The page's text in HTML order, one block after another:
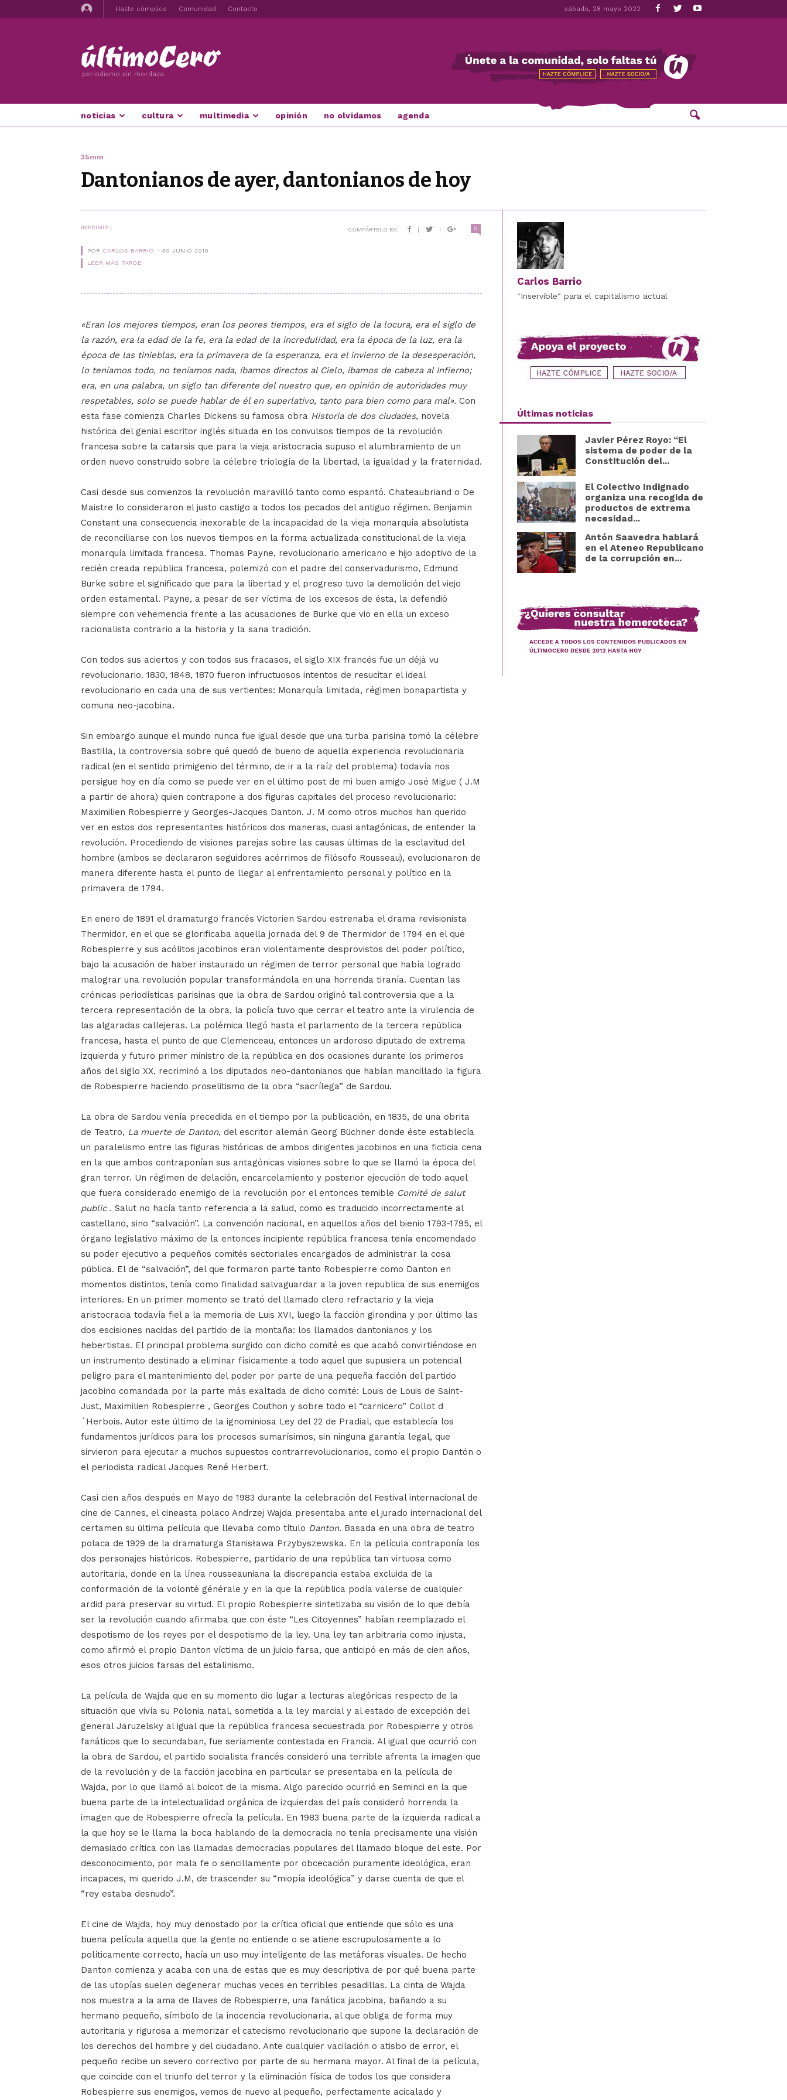
Hazte cómplice Comunidad Contacto sábado, 28 mayo 2022
periodismo sin mordaza
noticias cultura multimedia opinión no olvidamos agenda
35mm
Dantonianos de ayer, dantonianos de hoy
IMPRIMIR | COMPÁRTELO EN: | | 0
POR CARLOS BARRIO
30 JUNIO 2019
LEER MÁS TARDE
«Eran los mejores tiempos, eran los peores tiempos, era el siglo de la locura, era el siglo de
la razón, era la edad de la fe, era la edad de la incredulidad, era la época de la luz, era la
época de las tinieblas, era la primavera de la esperanza, era el invierno de la desesperación,
lo teníamos todo, no teníamos nada, íbamos directos al Cielo, íbamos de cabeza al Infierno;
era, en una palabra, un siglo tan diferente del nuestro que, en opinión de autoridades muy
respetables, solo se puede hablar de él en superlativo, tanto para bien como para mal». Con
esta fase comienza Charles Dickens su famosa obra Historia de dos ciudades, novela
histórica del genial escritor inglés situada en los convulsos tiempos de la revolución
francesa sobre la catarsis que para la vieja aristocracia supuso el alumbramiento de un
orden nuevo construido sobre la célebre triología de la libertad, la igualdad y la fraternidad.
Casi desde sus comienzos la revolución maravilló tanto como espantó. Chateaubriand o De
Maistre lo consideraron el justo castigo a todos los pecados del antiguo régimen. Benjamin
Constant una consecuencia inexorable de la incapacidad de la vieja monarquía absolutista
de reconciliarse con los nuevos tiempos en la forma actualizada constitucional de la vieja
monarquía limitada francesa. Thomas Payne, revolucionario americano e hijo adoptivo de la
recién creada república francesa, polemizó con el padre del conservadurismo, Edmund
Burke sobre el significado que para la libertad y el progreso tuvo la demolición del viejo
orden estamental. Payne, a pesar de ser víctima de los excesos de ésta, la defendió
siempre con vehemencia frente a las acusaciones de Burke que vio en ella un exceso
racionalista contrario a la historia y la sana tradición.
Con todos sus aciertos y con todos sus fracasos, el siglo XIX francés fue un déjà vu
revolucionario. 1830, 1848, 1870 fueron infructuosos intentos de resucitar el ideal
revolucionario en cada una de sus vertientes: Monarquía limitada, régimen bonapartista y
comuna neo-jacobina.
Sin embargo aunque el mundo nunca fue igual desde que una turba parisina tomó la célebre
Bastilla, la controversia sobre qué quedó de bueno de aquella experiencia revolucionaria
radical (en el sentido primigenio del término, de ir a la raíz del problema) todavía nos
persigue hoy en día como se puede ver en el último post de mi buen amigo José Migue ( J.M
a partir de ahora) quien contrapone a dos figuras capitales del proceso revolucionario:
Maximilien Robespierre y Georges-Jacques Danton. J. M como otros muchos han querido
ver en estos dos representantes históricos dos maneras, cuasi antagónicas, de entender la
revolución. Procediendo de visiones parejas sobre las causas últimas de la esclavitud del
hombre (ambos se declararon seguidores acérrimos de filósofo Rousseau), evolucionaron de
manera diferente hasta el punto de llegar al enfrentamiento personal y político en la
primavera de 1794.
En enero de 1891 el dramaturgo francés Victorien Sardou estrenaba el drama revisionista
Thermidor, en el que se glorificaba aquella jornada del 9 de Thermidor de 1794 en el que
Robespierre y sus acólitos jacobinos eran violentamente desprovistos del poder político,
bajo la acusación de haber instaurado un régimen de terror personal que había logrado
malograr una revolución popular transformándola en una horrenda tiranía. Cuentan las
crónicas periodísticas parisinas que la obra de Sardou originó tal controversia que a la
tercera representación de la obra, la policía tuvo que cerrar el teatro ante la virulencia de
las algaradas callejeras. La polémica llegó hasta el parlamento de la tercera república
francesa, hasta el punto de que Clemenceau, entonces un ardoroso diputado de extrema
izquierda y futuro primer ministro de la república en dos ocasiones durante los primeros
años del siglo XX, recriminó a los diputados neo-dantonianos que habían mancillado la figura
de Robespierre haciendo proselitismo de la obra “sacrílega” de Sardou.
La obra de Sardou venía precedida en el tiempo por la publicación, en 1835, de una obrita
de Teatro, La muerte de Danton, del escritor alemán Georg Büchner donde éste establecía
un paralelismo entre las figuras históricas de ambos dirigentes jacobinos en una ficticia cena
en la que ambos contraponían sus antagónicas visiones sobre lo que se llamó la época del
gran terror. Un régimen de delación, encarcelamiento y posterior ejecución de todo aquel
que fuera considerado enemigo de la revolución por el entonces temible Comité de salut
public. Salut no hacía tanto referencia a la salud, como es traducido incorrectamente al
castellano, sino “salvación”. La convención nacional, en aquellos años del bienio 1793-1795, el
órgano legislativo máximo de la entonces incipiente república francesa tenía encomendado
su poder ejecutivo a pequeños comités sectoriales encargados de administrar la cosa
pública. El de “salvación”, del que formaron parte tanto Robespierre como Danton en
momentos distintos, tenía como finalidad salvaguardar a la joven republica de sus enemigos
interiores. En un primer momento se trató del llamado clero refractario y la vieja
aristocracia todavía fiel a la memoria de Luis XVI, luego la facción girondina y por último las
dos escisiones nacidas del partido de la montaña: los llamados dantonianos y los
hebertistas. El principal problema surgido con dicho comité es que acabó convirtiéndose en
un instrumento destinado a eliminar físicamente a todo aquel que supusiera un potencial
peligro para el mantenimiento del poder por parte de una pequeña facción del partido
jacobino comandada por la parte más exaltada de dicho comité: Louis de Louis de Saint-
Just, Maximilien Robespierre , Georges Couthon y sobre todo el “carnicero” Collot d
´Herbois. Autor este último de la ignominiosa Ley del 22 de Pradial, que establecía los
fundamentos jurídicos para los procesos sumarísimos, sin ninguna garantía legal, que
sirvieron para ejecutar a muchos supuestos contrarrevolucionarios, como el propio Dantón o
el periodista radical Jacques René Herbert.
Casi cien años después en Mayo de 1983 durante la celebración del Festival internacional de
cine de Cannes, el cineasta polaco Andrzej Wajda presentaba ante el jurado internacional del
certamen su última película que llevaba como título Danton. Basada en una obra de teatro
polaca de 1929 de la dramaturga Stanisława Przybyszewska. En la película contraponía los
dos personajes históricos. Robespierre, partidario de una república tan virtuosa como
autoritaria, donde en la línea rousseauniana la discrepancia estaba excluida de la
conformación de la volonté générale y en la que la república podía valerse de cualquier
ardid para preservar su virtud. El propio Robespierre sintetizaba su visión de lo que debía
ser la revolución cuando afirmaba que con éste “Les Citoyennes” habían reemplazado el
despotismo de los reyes por el despotismo de la ley. Una ley tan arbitraria como injusta,
como afirmó el propio Danton víctima de un juicio farsa, que anticipó en más de cien años,
esos otros juicios farsas del estalinismo.
La película de Wajda que en su momento dio lugar a lecturas alegóricas respecto de la
situación que vivía su Polonia natal, sometida a la ley marcial y al estado de excepción del
general Jaruzelsky al igual que la república francesa secuestrada por Robespierre y otros
fanáticos que lo secundaban, fue seriamente contestada en Francia. Al igual que ocurrió con
la obra de Sardou, el partido socialista francés consideró una terrible afrenta la imagen que
de la revolución y de la facción jacobina en particular se presentaba en la película de
Wajda, por lo que llamó al boicot de la misma. Algo parecido ocurrió en Seminci en la que
buena parte de la intelectualidad orgánica de izquierdas del país consideró horrenda la
imagen que de Robespierre ofrecía la película. En 1983 buena parte de la izquierda radical a
la que hoy se le llama la boca hablando de la democracia no tenía precisamente una visión
demasiado crítica con las llamadas democracias populares del llamado bloque del este. Por
desconocimiento, por mala fe o sencillamente por obcecación puramente ideológica, eran
incapaces, mi querido J.M, de trascender su “miopía ideológica” y darse cuenta de que el
“rey estaba desnudo”.
El cine de Wajda, hoy muy denostado por la crítica oficial que entiende que sólo es una
buena película aquella que la gente no entiende o se atiene escrupulosamente a lo
políticamente correcto, hacía un uso muy inteligente de las metáforas visuales. De hecho
Danton comienza y acaba con una de estas que es muy descriptiva de por qué buena parte
de las utopías suelen degenerar muchas veces en terribles pesadillas. La cinta de Wajda
nos muestra a la ama de llaves de Robespierre, una fanática jacobina, bañando a su
hermano pequeño, símbolo de la inocencia revolucionaria, al que obliga de forma muy
autoritaria y rigurosa a memorizar el catecismo revolucionario que supone la declaración de
los derechos del hombre y del ciudadano. Ante cualquier vacilación o atisbo de error, el
pequeño recibe un severo correctivo por parte de su hermana mayor. Al final de la película,
que coincide con el triunfo del terror y la eliminación física de todos los que considera
Robespierre sus enemigos, vemos de nuevo al pequeño, perfectamente acicalado y
Carlos Barrio
"Inservible" para el capitalismo actual
Últimas noticias
Javier Pérez Royo: “El
sistema de poder de la
Constitución del...
El Colectivo Indignado
organiza una recogida de
productos de extrema
necesidad...
Antón Saavedra hablará
en el Ateneo Republicano
de la corrupción en...